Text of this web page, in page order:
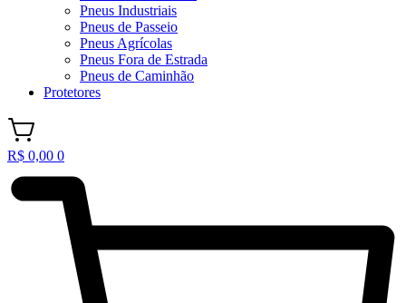
Pneus Industriais
Pneus de Passeio
Pneus Agrícolas
Pneus Fora de Estrada
Pneus de Caminhão
Protetores
R$ 0,00 0